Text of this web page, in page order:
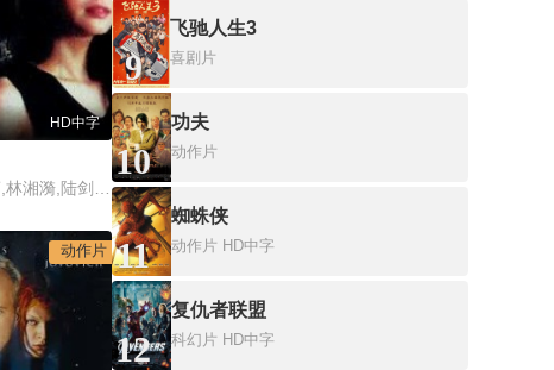
HD中字
动作片
9
飞驰人生3
喜剧片
10
功夫
动作片
11
蜘蛛侠
动作片 HD中字
12
复仇者联盟
科幻片 HD中字